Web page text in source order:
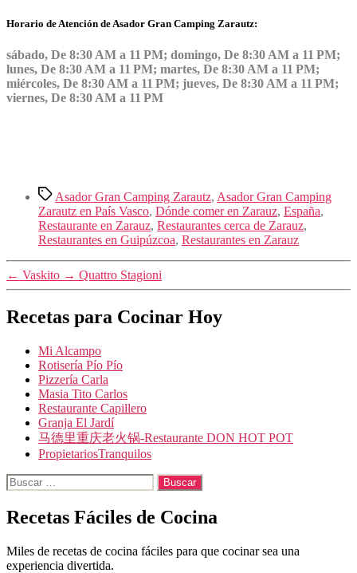
Horario de Atención de Asador Gran Camping Zarautz:
sábado, De 8:30 AM a 11 PM; domingo, De 8:30 AM a 11 PM;
lunes, De 8:30 AM a 11 PM; martes, De 8:30 AM a 11 PM;
miércoles, De 8:30 AM a 11 PM; jueves, De 8:30 AM a 11 PM;
viernes, De 8:30 AM a 11 PM
Etiquetas
Asador Gran Camping Zarautz, Asador Gran Camping
Zarautz en País Vasco, Dónde comer en Zarauz, España,
Restaurante en Zarauz, Restaurantes cerca de Zarauz,
Restaurantes en Guipúzcoa, Restaurantes en Zarauz
← Vaskito → Quattro Stagioni
Recetas para Cocinar Hoy
Mi Alcampo
Rotisería Pío Pío
Pizzería Carla
Masia Tito Carlos
Restaurante Capillero
Granja El Jardí
马德里重庆老火锅-Restaurante DON HOT POT
PropietariosTranquilos
Buscar:
Recetas Fáciles de Cocina
Miles de recetas de cocina fáciles para que cocinar sea una
experiencia divertida.